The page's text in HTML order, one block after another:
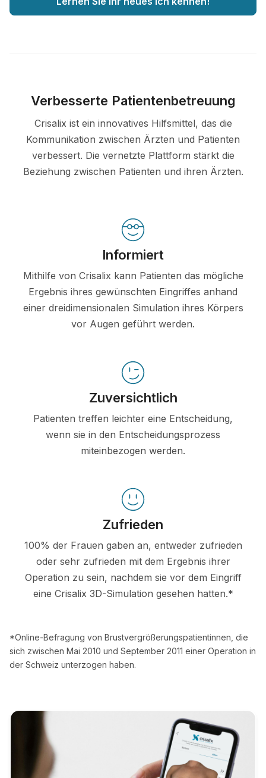
Verbesserte Patientenbetreuung
Crisalix ist ein innovatives Hilfsmittel, das die
Kommunikation zwischen Ärzten und Patienten
verbessert. Die vernetzte Plattform stärkt die
Beziehung zwischen Patienten und ihren Ärzten.
Informiert
Mithilfe von Crisalix kann Patienten das mögliche
Ergebnis ihres gewünschten Eingriffes anhand
einer dreidimensionalen Simulation ihres Körpers
vor Augen geführt werden.
Zuversichtlich
Patienten treffen leichter eine Entscheidung,
wenn sie in den Entscheidungsprozess
miteinbezogen werden.
Zufrieden
100% der Frauen gaben an, entweder zufrieden
oder sehr zufrieden mit dem Ergebnis ihrer
Operation zu sein, nachdem sie vor dem Eingriff
eine Crisalix 3D-Simulation gesehen hatten.*
*Online-Befragung von Brustvergrößerungspatientinnen, die
sich zwischen Mai 2010 und September 2011 einer Operation in
der Schweiz unterzogen haben.